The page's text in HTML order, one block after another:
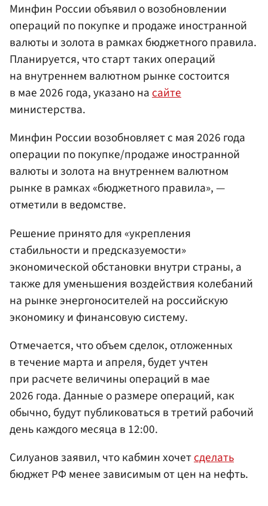
Минфин России объявил о возобновлении
операций по покупке и продаже иностранной
валюты и золота в рамках бюджетного правила.
Планируется, что старт таких операций
на внутреннем валютном рынке состоится
в мае 2026 года, указано насайте
министерства.
Минфин России возобновляет с мая 2026 года
операции по покупке/продаже иностранной
валюты и золота на внутреннем валютном
рынке в рамках «бюджетного правила», —
отметили в ведомстве.
Решение принято для «укрепления
стабильности и предсказуемости»
экономической обстановки внутри страны, а
также для уменьшения воздействия колебаний
на рынке энергоносителей на российскую
экономику и финансовую систему.
Отмечается, что объем сделок, отложенных
в течение марта и апреля, будет учтен
при расчете величины операций в мае
2026 года. Данные о размере операций, как
обычно, будут публиковаться в третий рабочий
день каждого месяца в 12:00.
Силуанов заявил, что кабмин хочетсделать
бюджет РФ менее зависимым от цен на нефть.